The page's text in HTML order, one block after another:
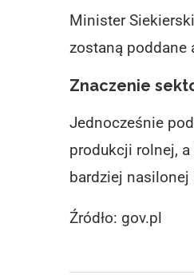
Minister
zostaną poddane
Znaczenie
Jednocześnie
produkcji rolnej,
bardziej
Źródło: gov.pl